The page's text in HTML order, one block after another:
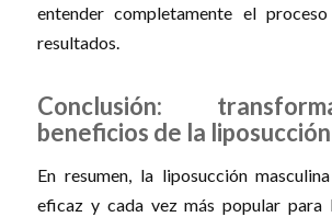
entender completamente el
resultados.
Conclusión:
beneficios de la
En resumen, la liposucción
eficaz y cada vez más popular para